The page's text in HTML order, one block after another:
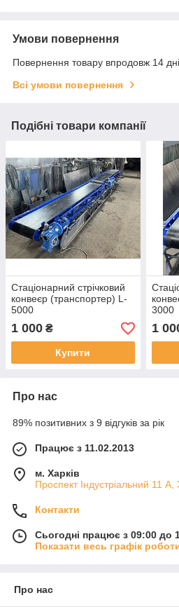
Умови повернення
Повернення товару впродовж 14
Всі умови повернення
Подібні товари компанії
Стаціонарний стрічковий
конвеєр (транспортер) L-
5000
1 000 ₴
Купити
3000
1
Про нас
89% позитивних з 9 відгуків за рік
Працює з 11.02.2013
м. Харків
Проспект Індустріальний 11 А,
Контакти
Сьогодні працює з 09:00 до
Показати весь графік
Про нас